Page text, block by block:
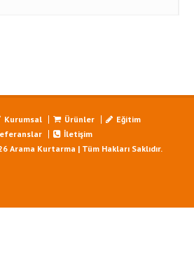
Kurumsal Ürünler
Eğitim
İletişim
Arama Kurtarma | Tüm Hakları Saklıdır.